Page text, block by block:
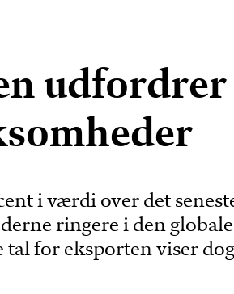
udfordrer
i værdi over det
ringere i den globale
tal for eksporten viser